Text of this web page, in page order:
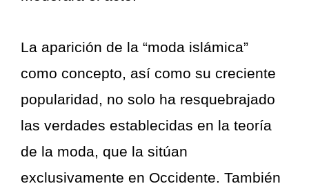
La aparición de la “moda islámica”
como concepto, así como su creciente
popularidad, no solo ha resquebrajado
las verdades establecidas en la teoría
de la moda, que la sitúan
exclusivamente en Occidente. También